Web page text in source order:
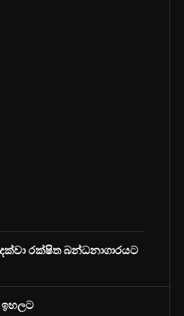
රක්ෂිත බන්ධනාගාරයට
ඉහලට